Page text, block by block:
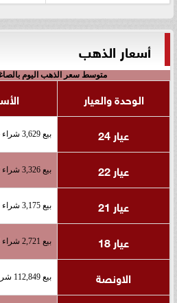
أسعار الذهب
متوسط سعر الذهب اليوم
الوحدة والعيار
عيار 24
بيع 3,629 شراء 3,686
عيار 22 بيع 3,326 شراء 3,379
عيار 21 بيع 3,175 شراء 3,225
عيار 18 بيع 2,721 شراء 2,764
الاونصة بيع 112,849 شراء 114,626